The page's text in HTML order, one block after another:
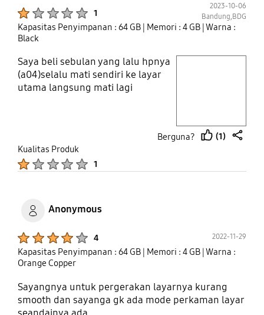
1
2023-10-06
Bandung,BDG
Kapasitas Penyimpanan : 64 GB | Memori : 4 GB | Warna :
Black
Saya beli sebulan yang lalu hpnya
(a04)selalu mati sendiri ke layar
utama langsung mati lagi
Berguna?
(1)
Kualitas Produk
1
Anonymous
4 2022-11-29
Kapasitas Penyimpanan : 64 GB | Memori : 4 GB | Warna :
Orange Copper
Sayangnya untuk pergerakan layarnya kurang
smooth dan sayanga gk ada mode perkaman layar